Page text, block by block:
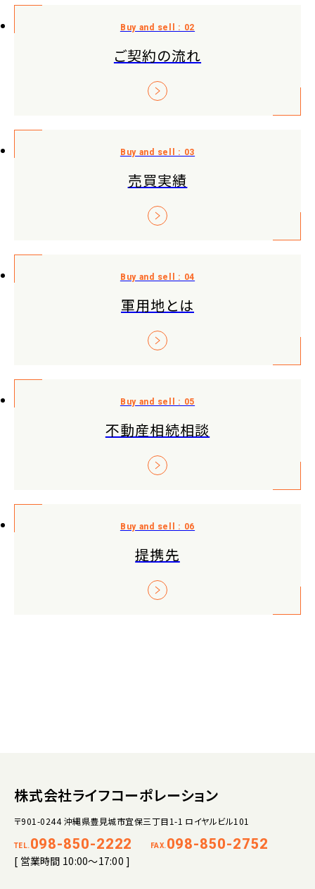
ご契約の流れ
売買実績
軍用地とは
不動産相続相談
提携先
株式会社ライフコーポレーション
〒901-0244 沖縄県豊見城市宜保三丁目1-1 ロイヤルビル101
TEL. 098-850-2222 FAX. 098-850-2752
[ 営業時間 10:00～17:00 ]